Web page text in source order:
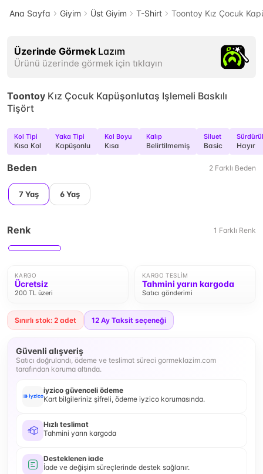
Ana Sayfa Giyim Üst Giyim T-Shirt Toontoy Kız Çocuk
Üzerinde Görmek Lazım
Ürünü üzerinde görmek için tıklayın
Toontoy Kız Çocuk Kapüşonlutaş Işlemeli Baskılı
Tişört
Kol Tipi
Kısa Kol
Yaka Tipi
Kapüşonlu
Kol Boyu
Kısa
Kalıp
Belirtilmemiş
Siluet
Basic Hayır
Beden 2 Farklı Beden
7 Yaş 6 Yaş
Renk 1 Farklı Renk
KARGO
Ücretsiz
200 TL üzeri
KARGO TESLIM
Tahmini yarın kargoda
Satıcı gönderimi
Sınırlı stok: 2 adet 12 Ay Taksit seçeneği
Güvenli alışveriş
Satıcı doğrulandı, ödeme ve teslimat süreci gormeklazim.com
tarafından koruma altında.
iyzico güvenceli ödeme
Kart bilgileriniz şifreli, ödeme iyzico korumasında.
Hızlı teslimat
Tahmini yarın kargoda
Desteklenen iade
İade ve değişim süreçlerinde destek sağlanır.